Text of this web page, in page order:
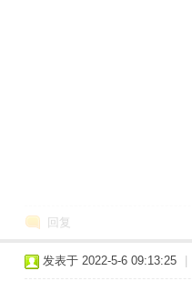
回复
发表于 2022-5-6 09:13:25